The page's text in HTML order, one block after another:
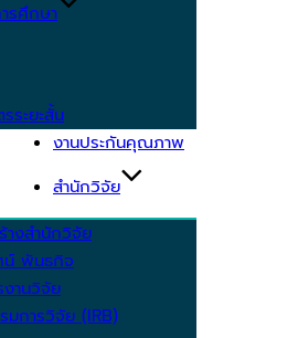
รศึกษา
ระยะสั้น
งานประกันคุณภาพ
สำนักวิจัย
างสำนักวิจัย
น์ พันธกิจ
งานวิจัย
มการวิจัย (IRB)